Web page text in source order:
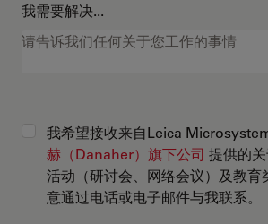
我需要解决...
我希望接收来自Leica
赫（Danaher）旗下公司 提供的关
活动（研讨会、网络会议）及教育
意通过电话或电子邮件与我联系。